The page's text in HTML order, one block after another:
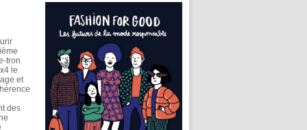
tron
le
et
des